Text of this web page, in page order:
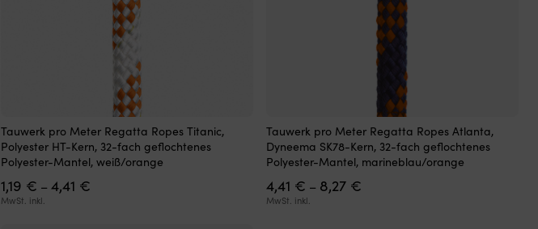
Dieses
Produkt
weist
mehrere
Varianten
auf.
Tauwerk pro Meter Regatta Ropes Titanic,
Polyester HT-Kern, 32-fach geflochtenes
Polyester-Mantel, weiß/orange
1,19 € – 4,41 €Preisspanne:
MwSt. inkl.
Dieses
Produkt
weist
mehrere
Varianten
auf.
Tauwerk pro Meter Regatta Ropes Atlanta,
Dyneema SK78-Kern, 32-fach geflochtenes
Polyester-Mantel, marineblau/orange
4,41 € – 8,27 €Preisspanne:
MwSt. inkl.